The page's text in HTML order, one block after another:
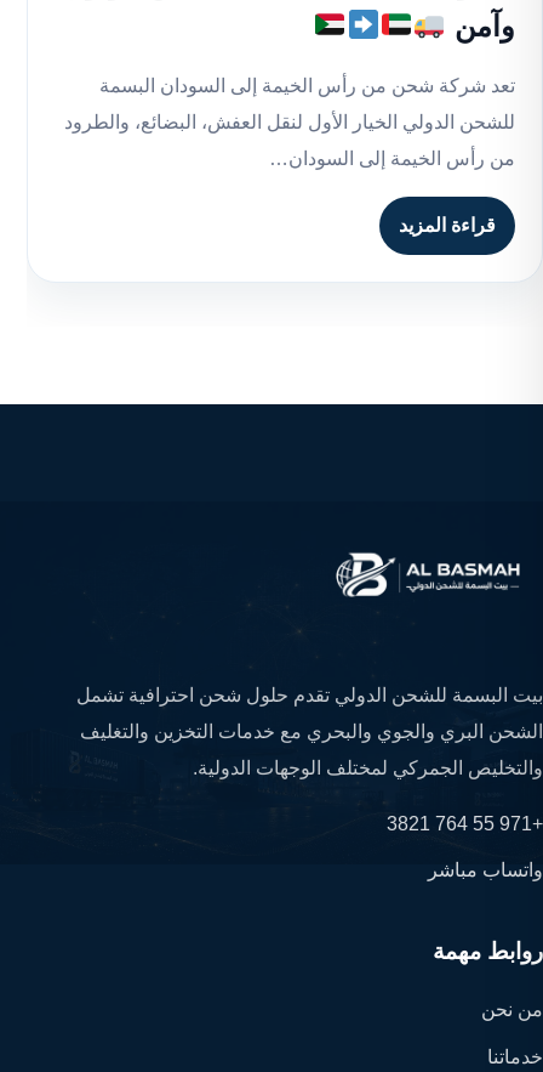
وآمن
تعد شركة شحن من رأس الخيمة إلى السودان البسمة
للشحن الدولي الخيار الأول لنقل العفش، البضائع، والطرود
من رأس الخيمة إلى السودان…
قراءة المزيد
بيت البسمة للشحن الدولي تقدم حلول شحن احترافية تشمل
الشحن البري والجوي والبحري مع خدمات التخزين والتغليف
والتخليص الجمركي لمختلف الوجهات الدولية.
+971 55 764 3821
واتساب مباشر
روابط مهمة
من نحن
خدماتنا